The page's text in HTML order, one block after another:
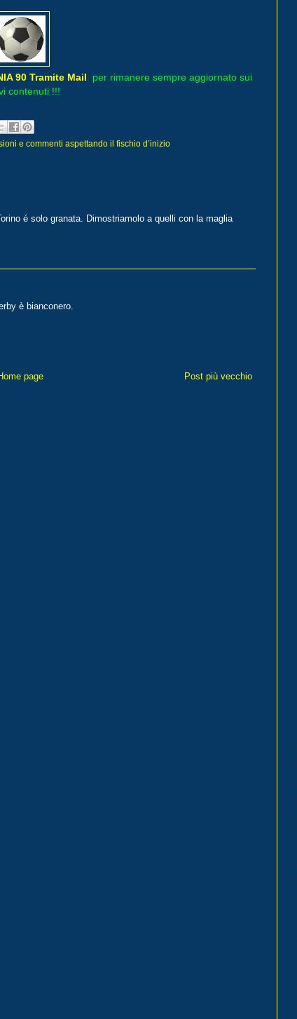
90 Tramite Mail
per rimanere sempre aggiornato sui
contenuti !!!
e commenti aspettando il fischio d’inizio
é solo granata. Dimostriamolo a quelli con la maglia
è bianconero.
Post più vecchio
page